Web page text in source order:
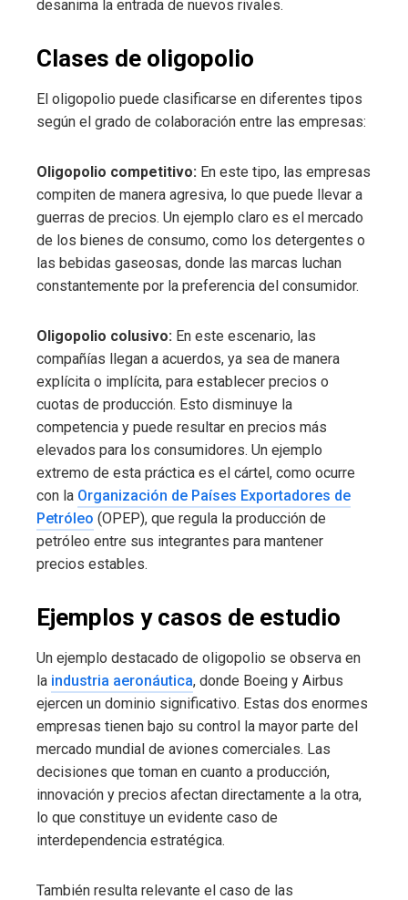
desanima la entrada de nuevos rivales.
Clases de oligopolio
El oligopolio puede clasificarse en diferentes tipos
según el grado de colaboración entre las empresas:
Oligopolio competitivo: En este tipo, las empresas
compiten de manera agresiva, lo que puede llevar a
guerras de precios. Un ejemplo claro es el mercado
de los bienes de consumo, como los detergentes o
las bebidas gaseosas, donde las marcas luchan
constantemente por la preferencia del consumidor.
Oligopolio colusivo: En este escenario, las
compañías llegan a acuerdos, ya sea de manera
explícita o implícita, para establecer precios o
cuotas de producción. Esto disminuye la
competencia y puede resultar en precios más
elevados para los consumidores. Un ejemplo
extremo de esta práctica es el cártel, como ocurre
con la Organización de Países Exportadores de
Petróleo (OPEP), que regula la producción de
petróleo entre sus integrantes para mantener
precios estables.
Ejemplos y casos de estudio
Un ejemplo destacado de oligopolio se observa en
la industria aeronáutica, donde Boeing y Airbus
ejercen un dominio significativo. Estas dos enormes
empresas tienen bajo su control la mayor parte del
mercado mundial de aviones comerciales. Las
decisiones que toman en cuanto a producción,
innovación y precios afectan directamente a la otra,
lo que constituye un evidente caso de
interdependencia estratégica.
También resulta relevante el caso de las